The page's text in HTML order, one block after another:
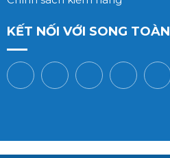
KẾT NỐI VỚI SONG TOÀN